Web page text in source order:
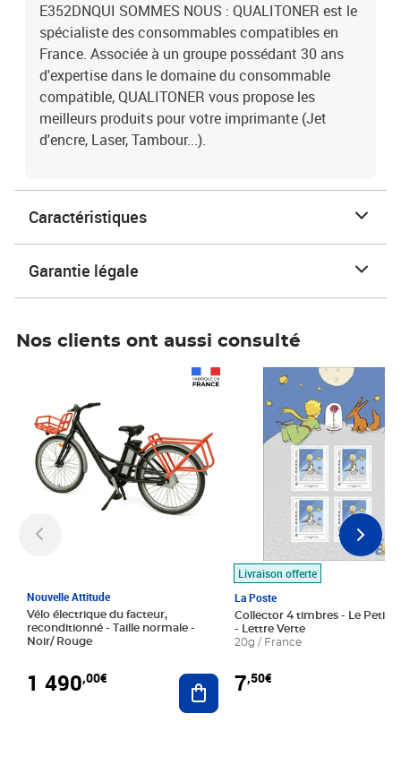
E352DNQUI SOMMES NOUS : QUALITONER est le
spécialiste des consommables compatibles en
France. Associée à un groupe possédant 30 ans
d'expertise dans le domaine du consommable
compatible, QUALITONER vous propose les
meilleurs produits pour votre imprimante (Jet
d'encre, Laser, Tambour...).
Caractéristiques
Garantie légale
Nos clients ont aussi consulté
Nouvelle Attitude
Vélo électrique du facteur,
reconditionné - Taille normale -
Noir/ Rouge
1 490,00€ Ajouter au panier
Livraison offerte
La Poste
Collector 4 timbres - Le Petit
- Lettre Verte
20g / France
7,50€
Prix 7,50€